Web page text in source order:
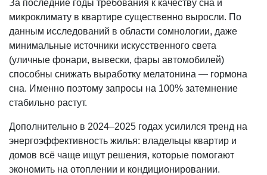
За последние годы требования к качеству сна и
микроклимату в квартире существенно выросли. По
данным исследований в области сомнологии, даже
минимальные источники искусственного света
(уличные фонари, вывески, фары автомобилей)
способны снижать выработку мелатонина — гормона
сна. Именно поэтому запросы на 100% затемнение
стабильно растут.
Дополнительно в 2024–2025 годах усилился тренд на
энергоэффективность жилья: владельцы квартир и
домов всё чаще ищут решения, которые помогают
экономить на отоплении и кондиционировании.